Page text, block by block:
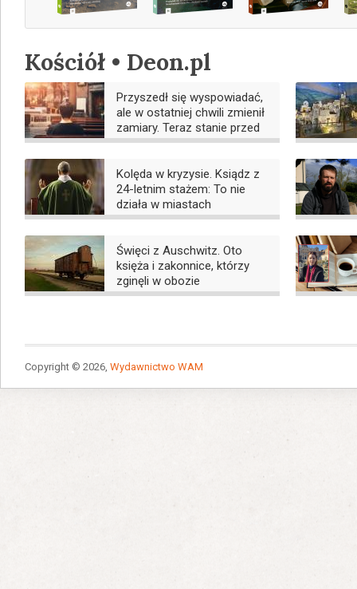
Kościół • Deon.pl
Przyszedł się wyspowiadać,
ale w ostatniej chwili zmienił
zamiary. Teraz stanie przed
sądem
Kolęda w kryzysie. Ksiądz z
24-letnim stażem: To nie
działa w miastach
Święci z Auschwitz. Oto
księża i zakonnice, którzy
zginęli w obozie
Copyright © 2026, Wydawnictwo WAM